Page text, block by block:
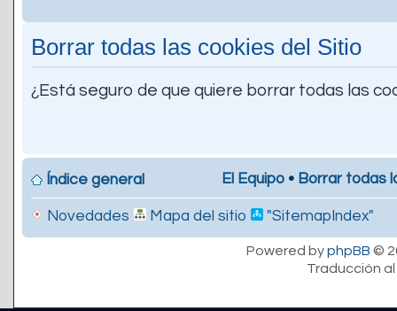
Borrar todas las cookies del Sitio
¿Está seguro de que quiere borrar todas las
Índice general El Equipo • Borrar todas
Novedades Mapa del sitio "SitemapIndex"
Powered byphpBB ©
Traducción